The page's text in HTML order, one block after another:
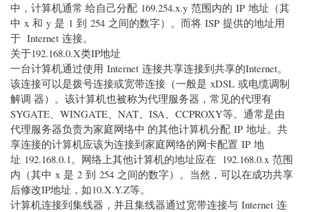
中，计算机通常 给自己分配 169.254.x.y 范围内的 IP 地址（其
中 x 和 y 是 1 到 254 之间的数字）。而将 ISP 提供的地址用
于 Internet 连接。
关于192.168.0.X类IP地址
一台计算机通过使用 Internet 连接共享连接到共享的Internet。
该连接可以是拨号连接或宽带连接（一般是 xDSL 或电缆调制
解调 器）。该计算机也被称为代理服务器，常见的代理有
SYGATE、WINGATE、NAT、ISA、CCPROXY等。通常是由
代理服务器负责为家庭网络中 的其他计算机分配 IP 地址。共
享连接的计算机应该为连接到家庭网络的网卡配置 IP 地
址 192.168.0.1。网络上其他计算机的地址应在 192.168.0.x 范围
内（其中 x 是 2 到 254 之间的数字）。当然，可以在成功共享
后修改IP地址，如10.X.Y.Z等。
计算机连接到集线器，并且集线器通过宽带连接与 Internet 连